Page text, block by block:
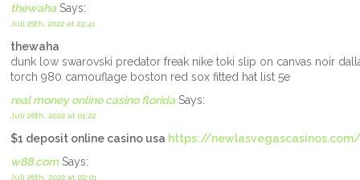
thewaha Says:
Juli 25th, 2022 at 23:41
thewaha
dunk low swarovski predator freak nike toki slip on canvas noir
torch 980 camouflage boston red sox fitted hat list 5e
real money online casino florida Says:
Juli 26th, 2022 at 01:22
$1 deposit online casino usa https://newlasvegascasinos.com/
w88.comSays:
Juli 26th, 2022 at 02:01